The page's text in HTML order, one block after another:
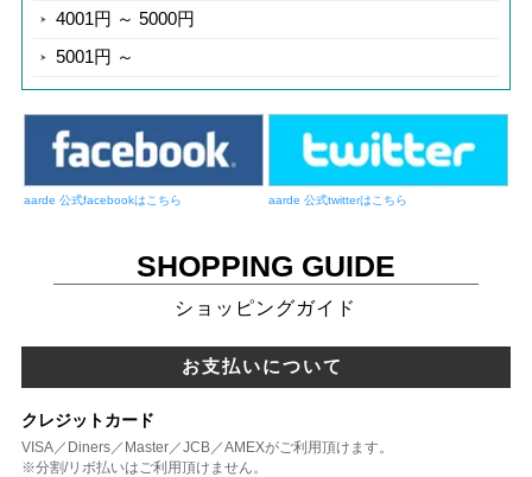
4001円 ～ 5000円
5001円 ～
aarde 公式facebookはこちら aarde 公式twitterはこちら
SHOPPING GUIDE
ショッピングガイド
お支払いについて
クレジットカード
VISA／Diners／Master／JCB／AMEXがご利用頂けます。
※分割/リボ払いはご利用頂けません。